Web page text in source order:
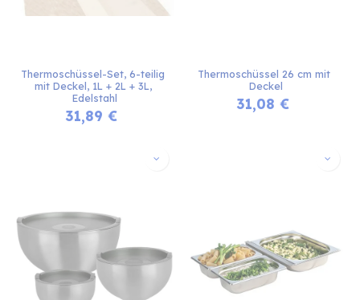
Thermoschüssel-Set, 6-teilig
mit Deckel, 1L + 2L + 3L,
Edelstahl
31,89 €
Thermoschüssel 26 cm mit
Deckel
31,08 €